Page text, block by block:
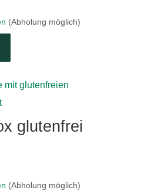
(Abholung möglich)
glutenfrei
(Abholung möglich)